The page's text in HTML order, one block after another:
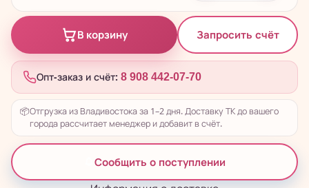
В корзину Запросить счёт
Опт-заказ и счёт: 8 908 442-07-70
📦Отгрузка из Владивостока за 1–2 дня. Доставку ТК до вашего
города рассчитает менеджер и добавит в счёт.
Сообщить о поступлении